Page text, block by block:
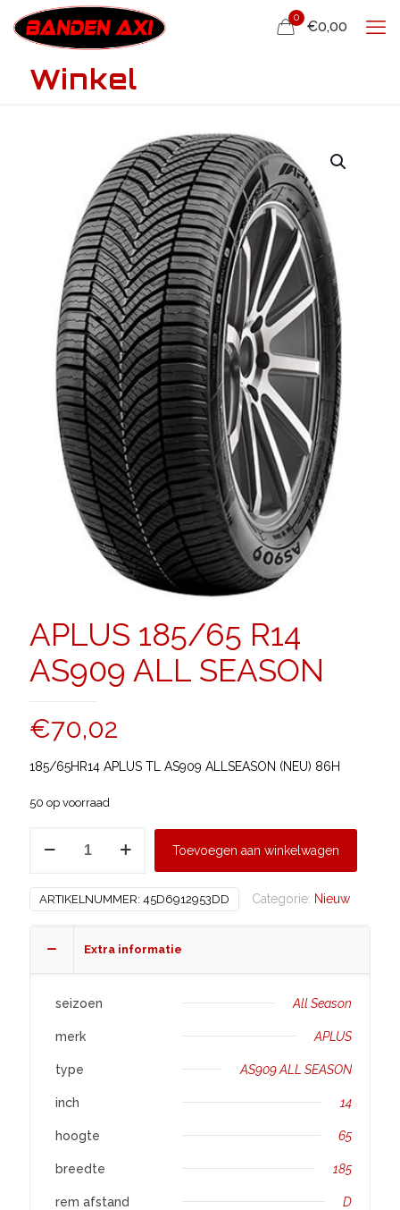
0
€0,00
Winkel
APLUS 185/65 R14
AS909 ALL SEASON
€70,02
185/65HR14 APLUS TL AS909 ALLSEASON (NEU) 86H
50 op voorraad
AS909
SEASON
Toevoegen aan winkelwagen
ARTIKELNUMMER: 45D6912953DD Categorie: Nieuw
Extra informatie
seizoen All Season
merk APLUS
type AS909 ALL SEASON
inch 14
hoogte 65
breedte 185
rem afstand D